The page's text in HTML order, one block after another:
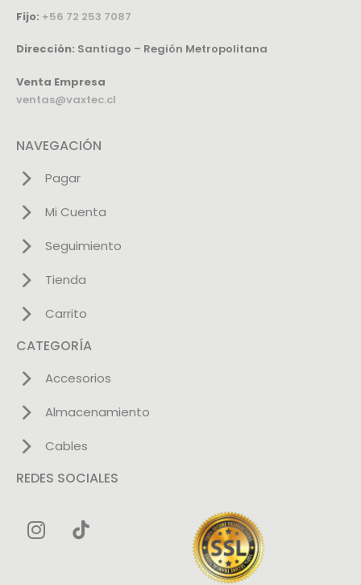
Fijo: +56 72 253 7087
Dirección: Santiago – Región Metropolitana
Venta Empresa
ventas@vaxtec.cl
NAVEGACIÓN
Pagar
Mi Cuenta
Seguimiento
Tienda
Carrito
CATEGORÍA
Accesorios
Almacenamiento
Cables
REDES SOCIALES